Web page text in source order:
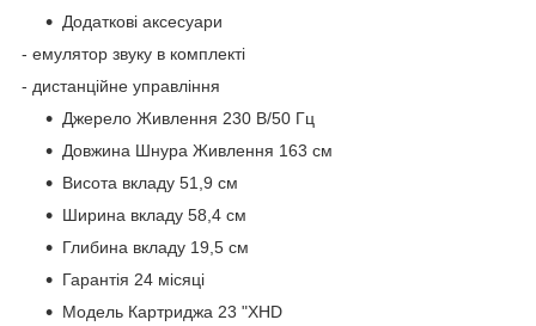
Додаткові аксесуари
- емулятор звуку в комплекті
- дистанційне управління
Джерело Живлення 230 В/50 Гц
Довжина Шнура Живлення 163 см
Висота вкладу 51,9 см
Ширина вкладу 58,4 см
Глибина вкладу 19,5 см
Гарантія 24 місяці
Модель Картриджа 23 "XHD